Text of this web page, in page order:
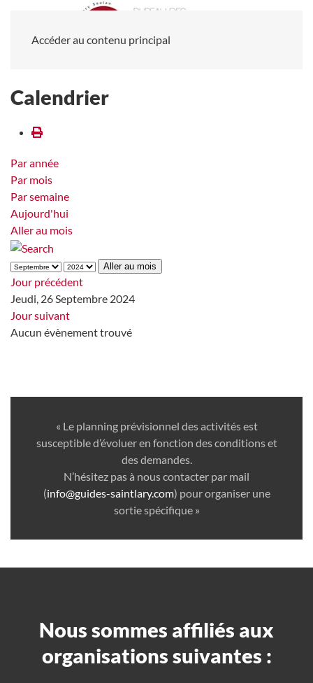
Accéder au contenu principal
Calendrier
Par année
Par mois
Par semaine
Aujourd'hui
Aller au mois
Aller au mois
Jour précédent
Jeudi, 26 Septembre 2024
Jour suivant
Aucun évènement trouvé
« Le planning prévisionnel des activités est
susceptible d’évoluer en fonction des conditions et
des demandes.
N’hésitez pas à nous contacter par mail
(info@guides-saintlary.com) pour organiser une
sortie spécifique »
Nous sommes affiliés aux
organisations suivantes :